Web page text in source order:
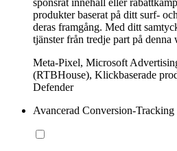
produkter baserat på ditt surf-
deras framgång. Med ditt
tjänster från tredje part på denna
Meta-Pixel, Microsoft
(RTBHouse), Klickbaserade
Defender
Avancerad Conversion-Tracking